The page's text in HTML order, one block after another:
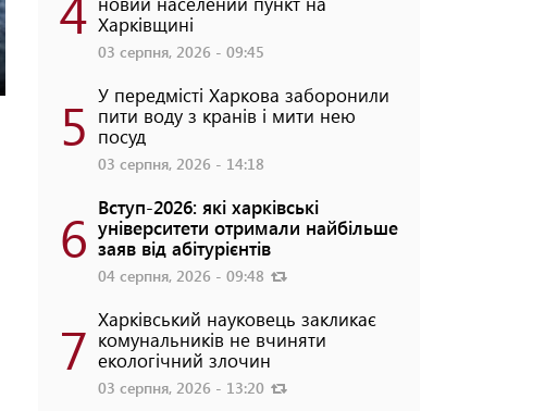
Харківщині
03 серпня, 2026 - 09:45
5 У передмісті Харкова заборонили
пити воду з кранів і мити нею
посуд
03 серпня, 2026 - 14:18
6 Вступ-2026: які харківські
університети отримали найбільше
заяв від абітурієнтів
04 серпня, 2026 - 09:48
7 Харківський науковець закликає
комунальників не вчиняти
екологічний злочин
03 серпня, 2026 - 13:20